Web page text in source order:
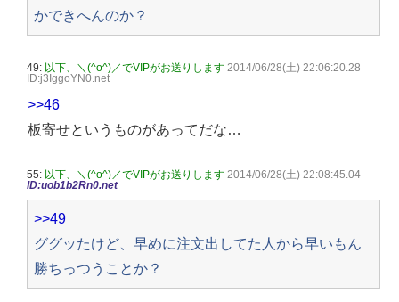
かできへんのか？
49: 以下、＼(^o^)／でVIPがお送りします 2014/06/28(土) 22:06:20.28
ID:j3IggoYN0.net
>>46
板寄せというものがあってだな…
55: 以下、＼(^o^)／でVIPがお送りします 2014/06/28(土) 22:08:45.04
ID:uob1b2Rn0.net
>>49
ググッたけど、早めに注文出してた人から早いもん
勝ちっつうことか？